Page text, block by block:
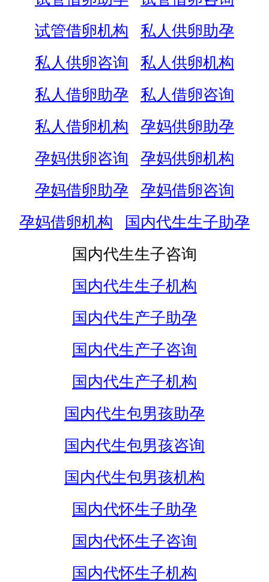
试管借卵机构
私人供卵助孕
私人供卵咨询
私人供卵机构
私人借卵助孕
私人借卵咨询
私人借卵机构
孕妈供卵助孕
孕妈供卵咨询
孕妈供卵机构
孕妈借卵助孕
孕妈借卵咨询
孕妈借卵机构
国内代生生子助孕
国内代生生子咨询
国内代生生子机构
国内代生产子助孕
国内代生产子咨询
国内代生产子机构
国内代生包男孩助孕
国内代生包男孩咨询
国内代生包男孩机构
国内代怀生子助孕
国内代怀生子咨询
国内代怀生子机构